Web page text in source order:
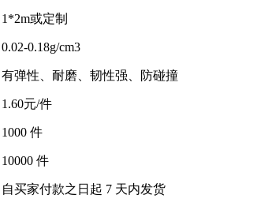
1*2m或定制
0.02-0.18g/cm3
有弹性、耐磨、韧性强、防碰撞
1.60元/件
1000 件
10000 件
自买家付款之日起 7 天内发货